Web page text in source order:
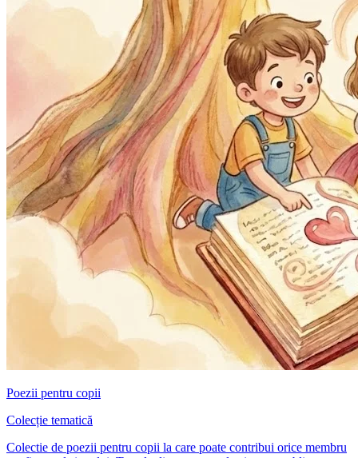
Poezii pentru copii
Colecție tematică
Colectie de poezii pentru copii la care poate contribui orice membru